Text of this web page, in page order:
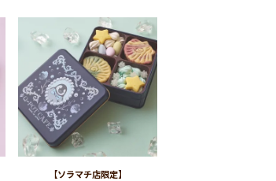
【ソラマチ店限定】